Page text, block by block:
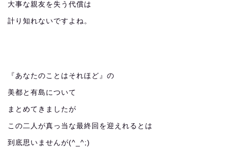
大事な親友を失う代償は
計り知れないですよね。
『あなたのことはそれほど』の
美都と有島について
まとめてきましたが
この二人が真っ当な最終回を迎えれるとは
到底思いませんが(^_^;)